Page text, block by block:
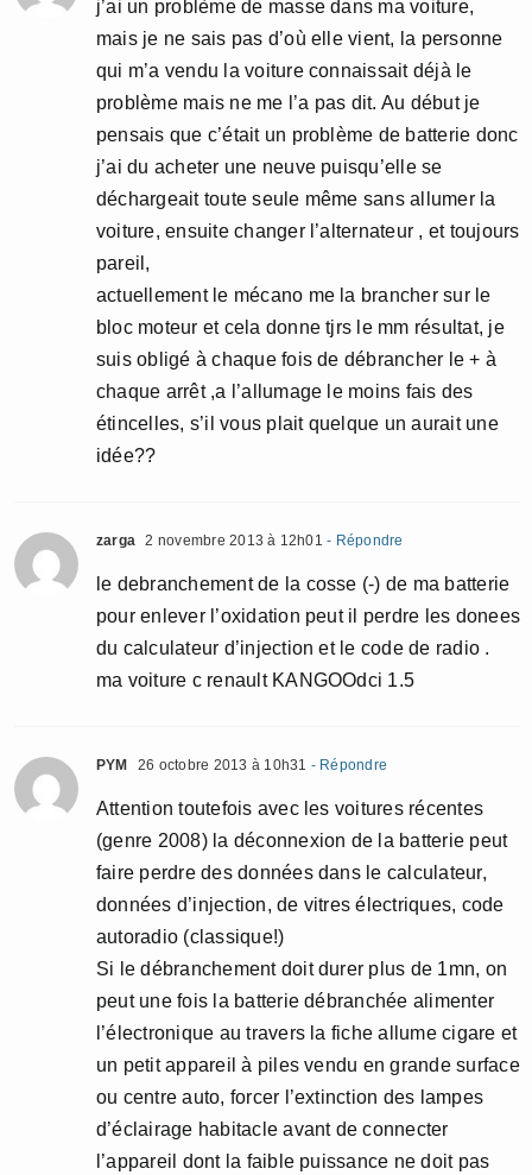
j’ai un problème de masse dans ma voiture,
mais je ne sais pas d’où elle vient, la personne
qui m’a vendu la voiture connaissait déjà le
problème mais ne me l’a pas dit. Au début je
pensais que c’était un problème de batterie donc
j’ai du acheter une neuve puisqu’elle se
déchargeait toute seule même sans allumer la
voiture, ensuite changer l’alternateur , et toujours
pareil,
actuellement le mécano me la brancher sur le
bloc moteur et cela donne tjrs le mm résultat, je
suis obligé à chaque fois de débrancher le + à
chaque arrêt ,a l’allumage le moins fais des
étincelles, s’il vous plait quelque un aurait une
idée??
zarga 2 novembre 2013 à 12h01 - Répondre
le debranchement de la cosse (-) de ma batterie
pour enlever l’oxidation peut il perdre les donees
du calculateur d’injection et le code de radio .
ma voiture c renault KANGOOdci 1.5
PYM 26 octobre 2013 à 10h31 - Répondre
Attention toutefois avec les voitures récentes
(genre 2008) la déconnexion de la batterie peut
faire perdre des données dans le calculateur,
données d’injection, de vitres électriques, code
autoradio (classique!)
Si le débranchement doit durer plus de 1mn, on
peut une fois la batterie débranchée alimenter
l’électronique au travers la fiche allume cigare et
un petit appareil à piles vendu en grande surface
ou centre auto, forcer l’extinction des lampes
d’éclairage habitacle avant de connecter
l’appareil dont la faible puissance ne doit pas